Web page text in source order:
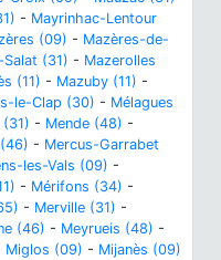
- Mayrinhac-Lentour
(09) - Mazères-de-
(31) - Mazerolles
(11) - Mazuby (11) -
le-Clap (30) - Mélagues
(31) - Mende (48) -
- Mercus-Garrabet
les-Vals (09) -
- Mérifons (34) -
- Merville (31) -
(46) - Meyrueis (48) -
Miglos (09) - Mijanès (09)